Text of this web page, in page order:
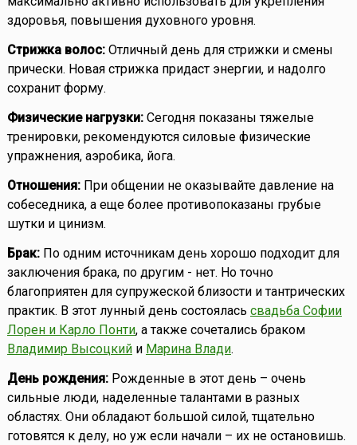
здоровья, повышения духовного уровня.
Стрижка волос:Отличный день для стрижки и смены
прически. Новая стрижка придаст энергии, и надолго
сохранит форму.
Физические нагрузки:Сегодня показаны тяжелые
тренировки, рекомендуются силовые физические
упражнения, аэробика, йога.
Отношения:При общении не оказывайте давление на
собеседника, а еще более противопоказаны грубые
шутки и цинизм.
Брак:По одним источникам день хорошо подходит для
заключения брака, по другим - нет. Но точно
благоприятен для супружеской близости и тантрических
практик. В этот лунный день состоялась свадьба Софии
Лорен и Карло Понти, а также сочетались браком
Владимир Высоцкийи Марина Влади.
День рождения:Рожденные в этот день – очень
сильные люди, наделенные талантами в разных
областях. Они обладают большой силой, тщательно
готовятся к делу, но уж если начали – их не остановишь.